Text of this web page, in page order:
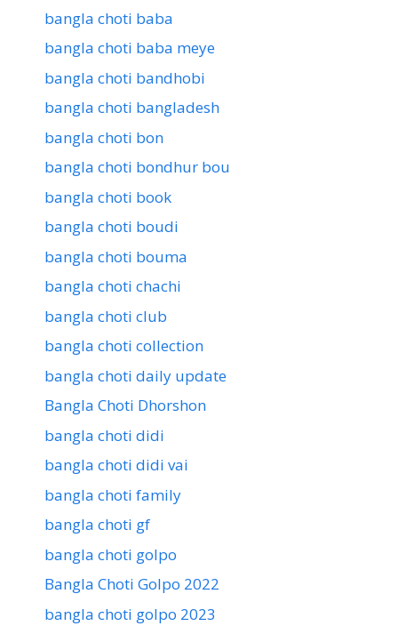
bangla choti baba
bangla choti baba meye
bangla choti bandhobi
bangla choti bangladesh
bangla choti bon
bangla choti bondhur bou
bangla choti book
bangla choti boudi
bangla choti bouma
bangla choti chachi
bangla choti club
bangla choti collection
bangla choti daily update
Bangla Choti Dhorshon
bangla choti didi
bangla choti didi vai
bangla choti family
bangla choti gf
bangla choti golpo
Bangla Choti Golpo 2022
bangla choti golpo 2023